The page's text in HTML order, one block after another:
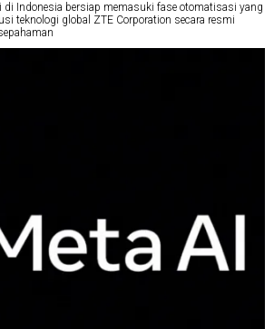
di Indonesia bersiap memasuki fase otomatisasi yang
teknologi global ZTE Corporation secara resmi